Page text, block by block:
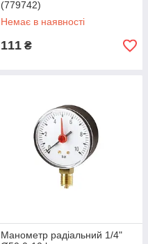
(779742)
Немає в наявності
111 ₴
Манометр радіальний 1/4"